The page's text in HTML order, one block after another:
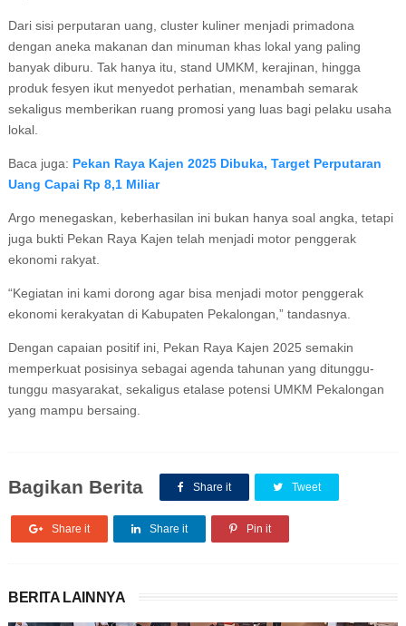
Dari sisi perputaran uang, cluster kuliner menjadi primadona
dengan aneka makanan dan minuman khas lokal yang paling
banyak diburu. Tak hanya itu, stand UMKM, kerajinan, hingga
produk fesyen ikut menyedot perhatian, menambah semarak
sekaligus memberikan ruang promosi yang luas bagi pelaku usaha
lokal.
Baca juga: Pekan Raya Kajen 2025 Dibuka, Target Perputaran
Uang Capai Rp 8,1 Miliar
Argo menegaskan, keberhasilan ini bukan hanya soal angka, tetapi
juga bukti Pekan Raya Kajen telah menjadi motor penggerak
ekonomi rakyat.
“Kegiatan ini kami dorong agar bisa menjadi motor penggerak
ekonomi kerakyatan di Kabupaten Pekalongan,” tandasnya.
Dengan capaian positif ini, Pekan Raya Kajen 2025 semakin
memperkuat posisinya sebagai agenda tahunan yang ditunggu-
tunggu masyarakat, sekaligus etalase potensi UMKM Pekalongan
yang mampu bersaing.
Bagikan Berita Share it Tweet
Share it Share it Pin it
BERITA LAINNYA